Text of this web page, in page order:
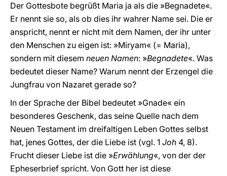
Der Gottesbote begrüßt Maria ja als die »Begnadete«.
Er nennt sie so, als ob dies ihr wahrer Name sei. Die er
anspricht, nennt er nicht mit dem Namen, der ihr unter
den Menschen zu eigen ist: »Miryam« (= Maria),
sondern mit diesem neuen Namen: »Begnadete«. Was
bedeutet dieser Name? Warum nennt der Erzengel die
Jungfrau von Nazaret gerade so?
In der Sprache der Bibel bedeutet »Gnade« ein
besonderes Geschenk, das seine Quelle nach dem
Neuen Testament im dreifaltigen Leben Gottes selbst
hat, jenes Gottes, der die Liebe ist (vgl. 1 Joh 4, 8).
Frucht dieser Liebe ist die »Erwählung«, von der der
Epheserbrief spricht. Von Gott her ist diese